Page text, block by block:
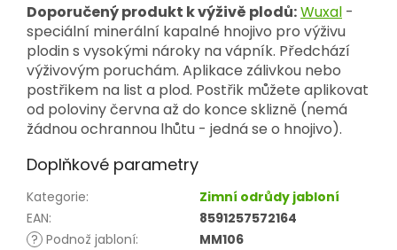
Doporučený produkt k výživě plodů:Wuxal -
speciální minerální kapalné hnojivo pro výživu
plodin s vysokými nároky na vápník. Předchází
výživovým poruchám. Aplikace zálivkou nebo
postřikem na list a plod. Postřik můžete aplikovat
od poloviny června až do konce sklizně (nemá
žádnou ochrannou lhůtu - jedná se o hnojivo).
Doplňkové parametry
Kategorie:
Zimní odrůdy jabloní
EAN:
8591257572164
? Podnož jabloní:
MM106